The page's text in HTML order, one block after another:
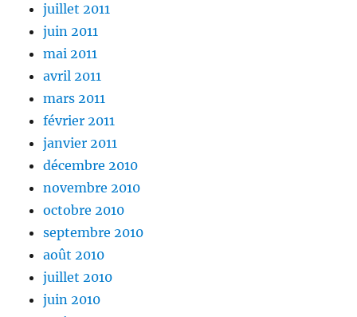
juillet 2011
juin 2011
mai 2011
avril 2011
mars 2011
février 2011
janvier 2011
décembre 2010
novembre 2010
octobre 2010
septembre 2010
août 2010
juillet 2010
juin 2010